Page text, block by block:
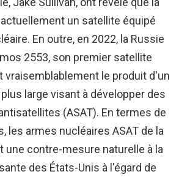
un satellite équipé
En outre, en 2022, la Russie
2553, son premier satellite
vraisemblablement le produit d'un
large visant à développer des
(ASAT). En termes de
les armes nucléaires ASAT de la
une contre-mesure naturelle à la
des États-Unis à l'égard de